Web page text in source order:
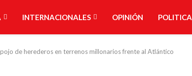
INTERNACIONALES OPINIÓN POLITICA
de herederos en terrenos millonarios frente al Atlántico